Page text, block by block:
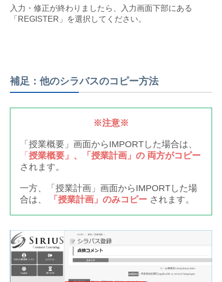
入力・修正が終わりましたら、入力画面下部にある
「REGISTER」を選択してください。
補足：他のシラバスのコピー方法
※注意※
「授業概要」画面からIMPORTした場合は、
「 授業概要」、「授業計画」の 両方がコピー
されます。
一方、「授業計画」画面からIMPORTした場
合は、
「授業計画」のみコピー されます。